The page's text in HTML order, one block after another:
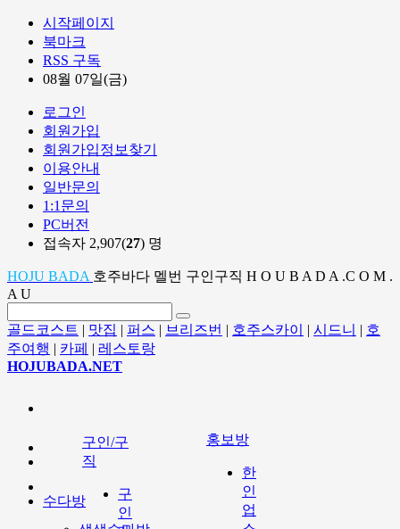
시작페이지
북마크
RSS 구독
08월 07일(금)
로그인
회원가입
회원가입정보찾기
이용안내
일반문의
1:1문의
PC버전
접속자 2,907(27) 명
HOJU BADA 호주바다 멜번 구인구직 H O U B A D A .C O M .
A U
골드코스트 | 맛집 | 퍼스 | 브리즈번 | 호주스카이 | 시드니 | 호
주여행 | 카페 | 레스토랑
HOJUBADA.NET
수다방
구인/구
직
구
인
홍보방
한
인
업